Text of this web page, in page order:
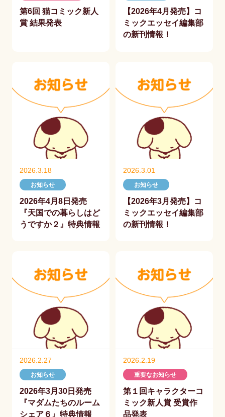
第6回 猫コミック新人
賞 結果発表
【2026年4月発売】コ
ミックエッセイ編集部
の新刊情報！
2026.3.18
お知らせ
2026年4月8日発売
『天国での暮らしはど
うですか２』特典情報
2026.3.01
お知らせ
【2026年3月発売】コ
ミックエッセイ編集部
の新刊情報！
2026.2.27
お知らせ
2026年3月30日発売
『マダムたちのルーム
シェア６』特典情報
2026.2.19
重要なお知らせ
第１回キャラクターコ
ミック新人賞 受賞作
品発表